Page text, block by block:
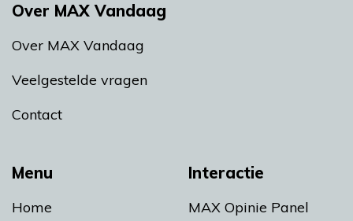
Menu
Home
Interactie
MAX Opinie Panel
Over MAX Vandaag
Over MAX Vandaag
Veelgestelde vragen
Contact